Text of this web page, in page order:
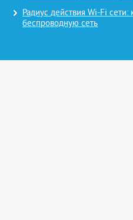
Радиус действия Wi-Fi сети:
беспроводную сеть